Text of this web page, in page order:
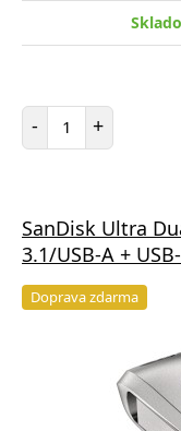
- Počet položiek
+
SanDisk Ultra
3.1/USB-A +
Doprava zdarma